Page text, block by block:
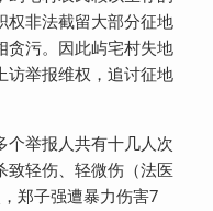
权非法截留大部分征地
贪污。因此屿宅村失地
访举报维权，追讨征地
个举报人共有十几人次
致轻伤、轻微伤（法医
郑子强遭暴力伤害7